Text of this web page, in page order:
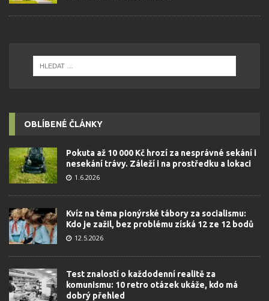
OBLÍBENÉ ČLÁNKY
Pokuta až 10 000 Kč hrozí za nesprávné sekání i
nesekání trávy. Záleží i na prostředku a lokaci
1.6.2026
Kvíz na téma pionýrské tábory za socialismu:
Kdo je zažil, bez problému získá 12 ze 12 bodů
12.5.2026
Test znalostí o každodenní realitě za
komunismu: 10 retro otázek ukáže, kdo má
dobrý přehled